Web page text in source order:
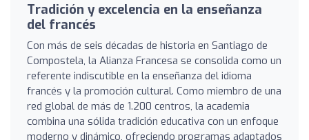
Tradición y excelencia en la enseñanza
del francés
Con más de seis décadas de historia en Santiago de
Compostela, la Alianza Francesa se consolida como un
referente indiscutible en la enseñanza del idioma
francés y la promoción cultural. Como miembro de una
red global de más de 1.200 centros, la academia
combina una sólida tradición educativa con un enfoque
moderno y dinámico, ofreciendo programas adaptados